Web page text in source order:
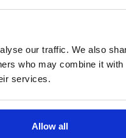
our traffic. We also
who may combine it with
services.
Allow all